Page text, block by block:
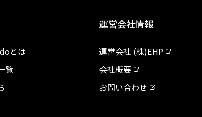
とは
覧
運営会社情報
運営会社 (株)EHP
会社概要
お問い合わせ